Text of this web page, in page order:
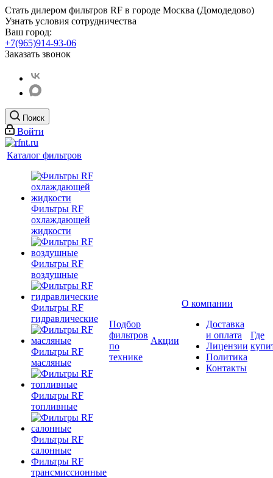
Стать дилером фильтров RF в городе Москва (Домодедово)
Узнать условия сотрудничества
Ваш город:
+7(965)914-93-06
Заказать звонок
Поиск
Войти
Каталог фильтров
Фильтры RF
охлаждающей
жидкости
Фильтры RF
воздушные
Фильтры RF
гидравлические
Фильтры RF
масляные
Фильтры RF
топливные
Фильтры RF
салонные
Фильтры RF
трансмиссионные
Подбор
фильтров
по
технике
Акции
О компании
Доставка
и оплата
Лицензии
Политика
Контакты
Где